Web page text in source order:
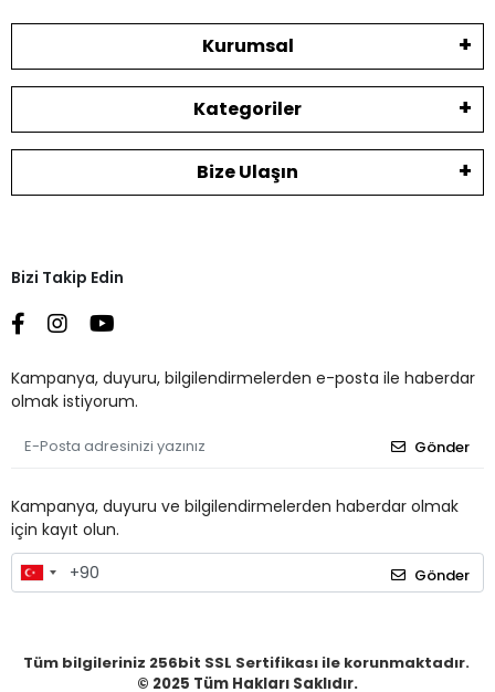
Kurumsal
Kategoriler
Bize Ulaşın
Bizi Takip Edin
Kampanya, duyuru, bilgilendirmelerden e-posta ile haberdar
olmak istiyorum.
Gönder
Kampanya, duyuru ve bilgilendirmelerden haberdar olmak
için kayıt olun.
Gönder
Tüm bilgileriniz 256bit SSL Sertifikası ile korunmaktadır.
© 2025 Tüm Hakları Saklıdır.